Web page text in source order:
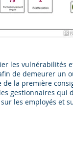
les vulnérabilités
de demeurer
la première
gestionnaires
les employés et